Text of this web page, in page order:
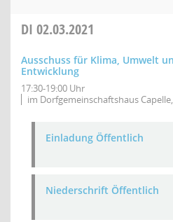
DI 02.03.2021
Ausschuss für Klima, Umwelt
Entwicklung
17:30-19:00 Uhr
im Dorfgemeinschaftshaus
Einladung Öffentlich
Niederschrift Öffentlich